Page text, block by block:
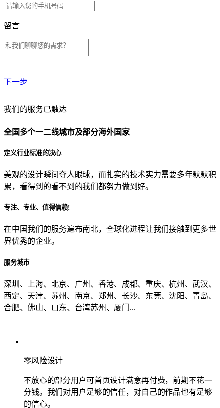
留言
下一步
贵公司预算范围是？
贵公司的团队规模是？
目前主要的营销渠道是？
我们的服务已触达
全国多个一二线城市及部分海外国家
定义行业标准的决心
美观的设计瞬间夺人眼球，而扎实的技术实力需要多年默默积
累，看得到的看不到的我们都努力做到好。
专注、专业、值得信赖!
在中国我们的服务遍布南北，全球化进程让我们接触到更多世
界优秀的企业。
服务城市
深圳、上海、北京、广州、香港、成都、重庆、杭州、武汉、
西定、天津、苏州、南京、郑州、长沙、东莞、沈阳、青岛、
合肥、佛山、山东、台湾苏州、厦门...
零风险设计
不放心的部分用户可首页设计满意再付费，前期不花一
分钱。我们对用户足够的信任，对自己的作品也有足够
的信心。